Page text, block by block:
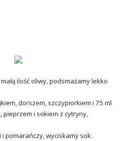
ilość oliwy, podsmażamy lekko
dorszem, szczypiorkiem i 75 ml
pieprzem i sokiem z cytryny,
pomarańczy, wyciskamy sok.